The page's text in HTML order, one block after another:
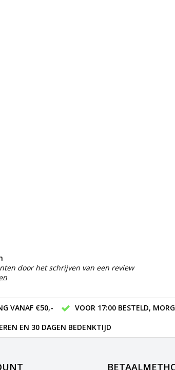
door het schrijven van een review
VANAF €50,-
VOOR 17:00 BESTELD,
EN 30 DAGEN BEDENKTIJD